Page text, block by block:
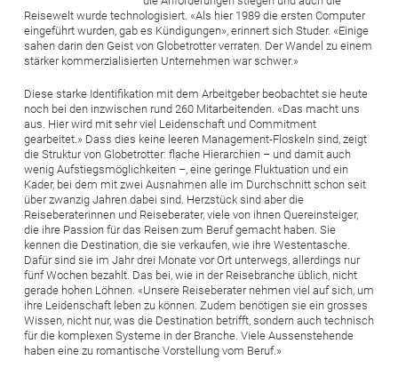
Reisewelt wurde technologisiert. «Als hier 1989 die ersten Computer
eingeführt wurden, gab es Kündigungen», erinnert sich Studer. «Einige
sahen darin den Geist von Globetrotter verraten. Der Wandel zu einem
stärker kommerzialisierten Unternehmen war schwer.»
Diese starke Identifikation mit dem Arbeitgeber beobachtet sie heute
noch bei den inzwischen rund 260 Mitarbeitenden. «Das macht uns
aus. Hier wird mit sehr viel Leidenschaft und Commitment
gearbeitet.» Dass dies keine leeren Management-Floskeln sind, zeigt
die Struktur von Globetrotter: flache ­Hierarchien – und damit auch
wenig Aufstiegsmöglichkeiten –, eine geringe Fluktuation und ein
Kader, bei dem mit zwei Ausnahmen alle im Durchschnitt schon seit
über zwanzig Jahren dabei sind. Herzstück sind aber die
Reiseberaterinnen und Reiseberater, viele von ihnen Quereinsteiger,
die ihre Passion für das Reisen zum Beruf gemacht haben. Sie
kennen die Destination, die sie verkaufen, wie ihre Westentasche.
Dafür sind sie im Jahr drei Monate vor Ort unterwegs, allerdings nur
fünf Wochen bezahlt. Das bei, wie in der Reisebranche üblich, nicht
gerade hohen Löhnen. «Unsere Reiseberater nehmen viel auf sich, um
ihre Leidenschaft leben zu können. Zudem benötigen sie ein grosses
Wissen, nicht nur, was die Destination betrifft, sondern auch technisch
für die komplexen Systeme in der Branche. Viele Aussenstehende
haben eine zu romantische Vorstellung vom Beruf.»